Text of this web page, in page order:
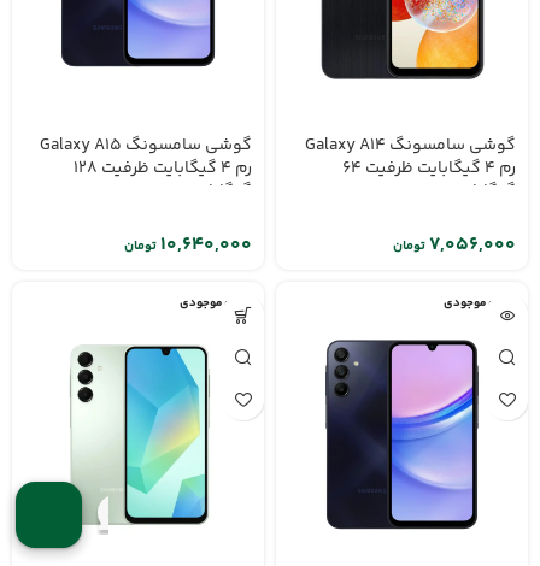
گوشی سامسونگ Galaxy A14
رم 4 گیگابایت ظرفیت 64
گیگابایت
تومان
گوشی سامسونگ Galaxy A15
رم 4 گیگابایت ظرفیت 128
گیگابایت
تومان
اتمام موجودی اتمام موجودی